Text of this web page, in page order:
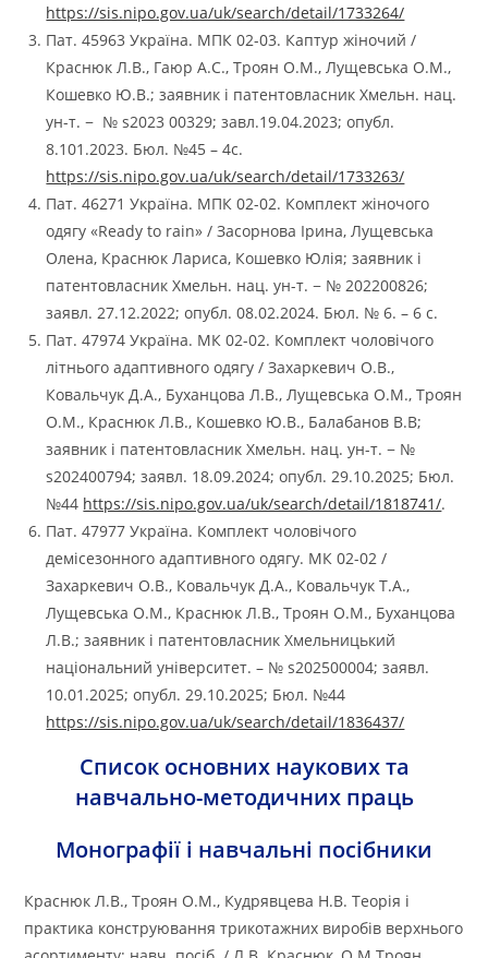
https://sis.nipo.gov.ua/uk/search/detail/1733264/
Пат. 45963 Україна. МПК 02-03. Каптур жіночий /
Краснюк Л.В., Гаюр А.С., Троян О.М., Лущевська О.М.,
Кошевко Ю.В.; заявник і патентовласник Хмельн. нац.
ун-т. − № s2023 00329; завл.19.04.2023; опубл.
8.101.2023. Бюл. №45 – 4с.
https://sis.nipo.gov.ua/uk/search/detail/1733263/
Пат. 46271 Україна. МПК 02-02. Комплект жіночого
одягу «Ready to rain» / Засорнова Ірина, Лущевська
Олена, Краснюк Лариса, Кошевко Юлія; заявник і
патентовласник Хмельн. нац. ун-т. − № 202200826;
заявл. 27.12.2022; опубл. 08.02.2024. Бюл. № 6. – 6 с.
Пат. 47974 Україна. МК 02-02. Комплект чоловічого
літнього адаптивного одягу / Захаркевич О.В.,
Ковальчук Д.А., Буханцова Л.В., Лущевська О.М., Троян
О.М., Краснюк Л.В., Кошевко Ю.В., Балабанов В.В;
заявник і патентовласник Хмельн. нац. ун-т. − №
s202400794; заявл. 18.09.2024; опубл. 29.10.2025; Бюл.
№44 https://sis.nipo.gov.ua/uk/search/detail/1818741/.
Пат. 47977 Україна. Комплект чоловічого
демісезонного адаптивного одягу. МК 02-02 /
Захаркевич О.В., Ковальчук Д.А., Ковальчук Т.А.,
Лущевська О.М., Краснюк Л.В., Троян О.М., Буханцова
Л.В.; заявник і патентовласник Хмельницький
національний університет. – № s202500004; заявл.
10.01.2025; опубл. 29.10.2025; Бюл. №44
https://sis.nipo.gov.ua/uk/search/detail/1836437/
Список основних наукових та
навчально-методичних праць
Монографії і навчальні посібники
Краснюк Л.В., Троян О.М., Кудрявцева Н.В. Теорія і
практика конструювання трикотажних виробів верхнього